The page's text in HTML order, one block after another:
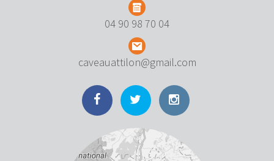
04 90 98 70 04
caveauattilon@gmail.com